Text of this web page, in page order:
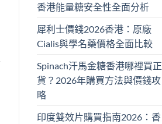
香港能量糖安全性全面分析
犀利士價錢2026香港：原廠
Cialis與學名藥價格全面比較
Spinach汗馬金糖香港哪裡買正
貨？2026年購買方法與價錢攻
略
印度雙效片購買指南2026：香